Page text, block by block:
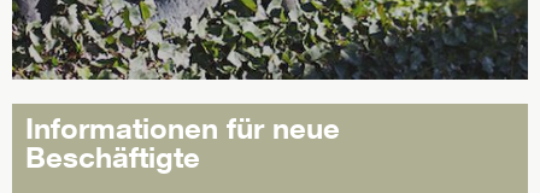
Informationen für neue
Beschäftigte